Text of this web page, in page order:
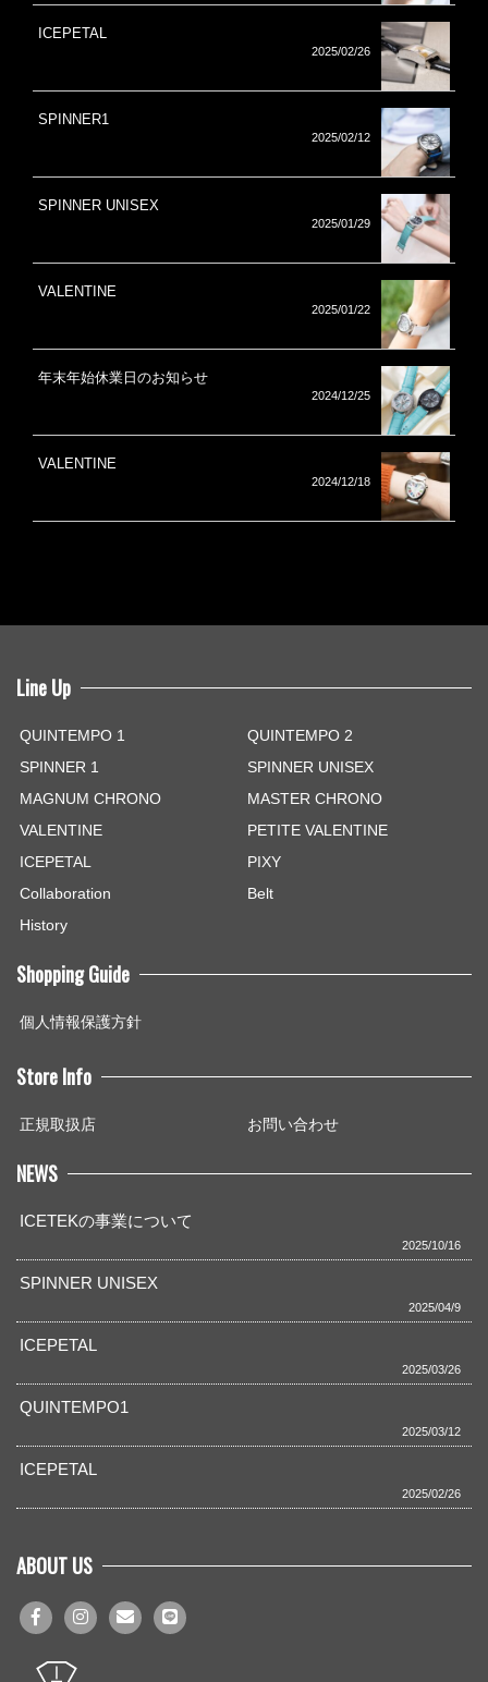
ICEPETAL
2025/02/26
SPINNER1
2025/02/12
SPINNER UNISEX
2025/01/29
VALENTINE
2025/01/22
年末年始休業日のお知らせ
2024/12/25
VALENTINE
2024/12/18
Line Up
QUINTEMPO 1
QUINTEMPO 2
SPINNER 1
SPINNER UNISEX
MAGNUM CHRONO
MASTER CHRONO
VALENTINE
PETITE VALENTINE
ICEPETAL
PIXY
Collaboration
Belt
History
Shopping Guide
個人情報保護方針
Store Info
正規取扱店 お問い合わせ
NEWS
ICETEKの事業について
2025/10/16
SPINNER UNISEX
2025/04/9
ICEPETAL
2025/03/26
QUINTEMPO1
2025/03/12
ICEPETAL
2025/02/26
ABOUT US